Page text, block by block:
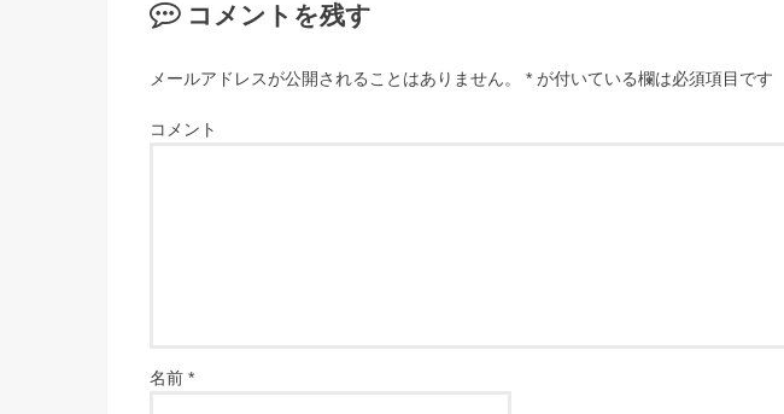
コメントを残す
メールアドレスが公開されることはありません。 * が付いている欄は必須項目です
コメント
名前 *